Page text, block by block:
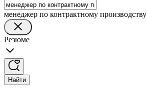
менеджер по контрактному производству
Резюме
Найти